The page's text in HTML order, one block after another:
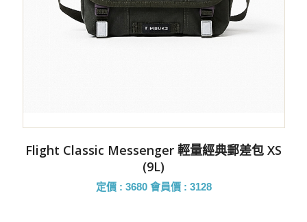
Flight Classic Messenger 輕量經典郵差包 XS
(9L)
定價 : 3680 會員價 : 3128